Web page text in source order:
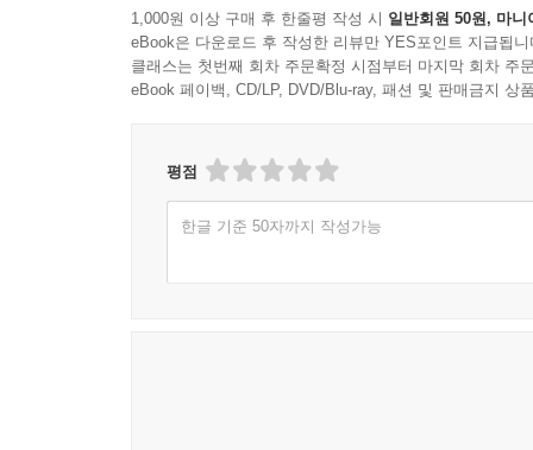
1,000원 이상 구매 후 한줄평 작성 시 일반회원 50원, 마니
eBook은 다운로드 후 작성한 리뷰만 YES포인트 지급됩니
클래스는 첫번째 회차 주문확정 시점부터 마지막 회차 주
eBook 페이백, CD/LP, DVD/Blu-ray, 패션 및 판매금지 상
평점
한글 기준 50자까지 작성가능